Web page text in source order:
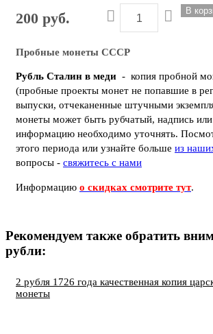
200 руб.
Пробные монеты СССР
Рубль Сталин в меди - копия пробной
(пробные проекты монет не попавшие в
выпуски, отчеканенные штучными
монеты может быть рубчатый, надпись или
информацию необходимо уточнять.
этого периода или узнайте больше из
вопросы - свяжитесь с нами
Информацию о скидках смотрите тут.
Рекомендуем также обратить
рубли:
2 рубля 1726 года качественная копия
монеты